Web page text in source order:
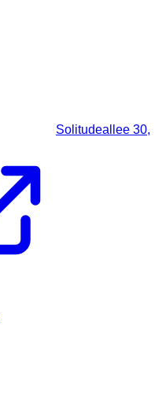
Solitudeallee 30,